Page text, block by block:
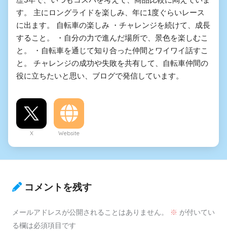
す。 主にロングライドを楽しみ、年に1度ぐらいレース
に出ます。 自転車の楽しみ ・チャレンジを続けて、成長
すること。 ・自分の力で進んだ場所で、景色を楽しむこ
と。 ・自転車を通じて知り合った仲間とワイワイ話すこ
と。 チャレンジの成功や失敗を共有して、自転車仲間の
役に立ちたいと思い、ブログで発信しています。
X Website
コメントを残す
メールアドレスが公開されることはありません。 ※ が付いてい
る欄は必須項目です